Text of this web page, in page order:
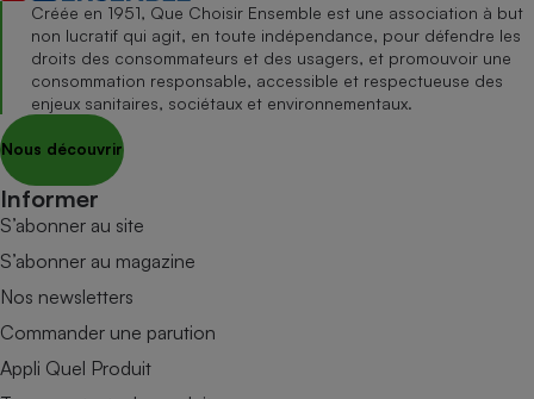
Créée en 1951, Que Choisir Ensemble est une association à but
non lucratif qui agit, en toute indépendance, pour défendre les
droits des consommateurs et des usagers, et promouvoir une
consommation responsable, accessible et respectueuse des
enjeux sanitaires, sociétaux et environnementaux.
Nous découvrir
Informer
S’abonner au site
S’abonner au magazine
Nos newsletters
Commander une parution
Appli Quel Produit